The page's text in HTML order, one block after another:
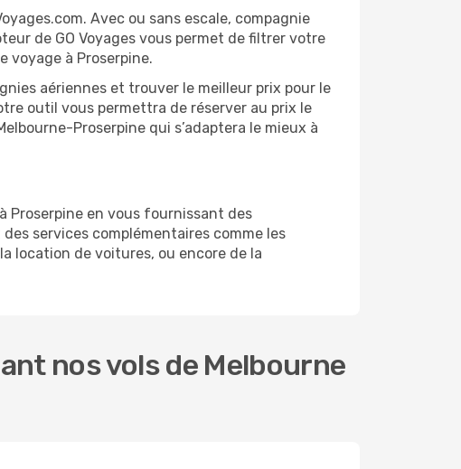
Avec ou sans escale, compagnie
de GO Voyages vous permet de filtrer votre
voyage à Proserpine.
aériennes et trouver le meilleur prix pour le
outil vous permettra de réserver au prix le
Proserpine qui s’adaptera le mieux à
Proserpine en vous fournissant des
services complémentaires comme les
location de voitures, ou encore de la
nos vols de Melbourne